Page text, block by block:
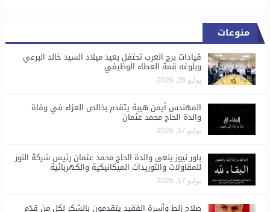
منوعات
قيادات برج العرب تحتفل بعيد ميلاد السيد خالد البرعي
وبلوغه قمة العطاء الوظيفي
يوليو 28, 2026
المهندس أيمن هيبة يتقدم بخالص العزاء في وفاة
والدة الحاج محمد عثمان
يوليو 17, 2026
باور نيوز ينعى والدة الحاج محمد عثمان رئيس شركة النور
للمقاولات والتوريدات الميكانيكية والكهربائية
يوليو 17, 2026
صلاح زلط وأسرة الفقيد يتقدمون بالشكر لكل من قدّم